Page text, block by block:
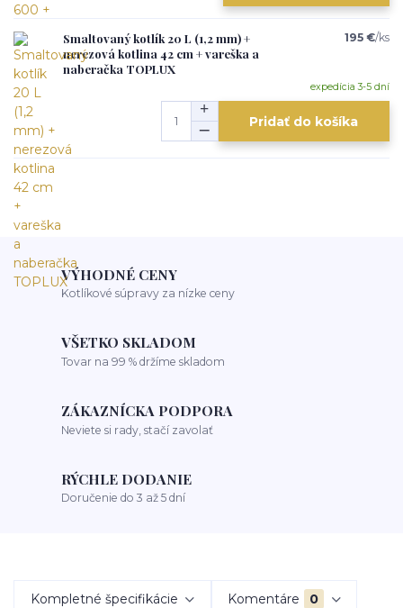
Smaltovaný kotlík 20 L (1,2 mm) +
nerezová kotlina 42 cm + vareška a
naberačka TOPLUX
195 €/ks
expedícia 3-5 dní
Pridať do košíka
VÝHODNÉ CENY
Kotlíkové súpravy za nízke ceny
VŠETKO SKLADOM
Tovar na 99 % držíme skladom
ZÁKAZNÍCKA PODPORA
Neviete si rady, stačí zavolať
RÝCHLE DODANIE
Doručenie do 3 až 5 dní
Kompletné špecifikácie Komentáre 0